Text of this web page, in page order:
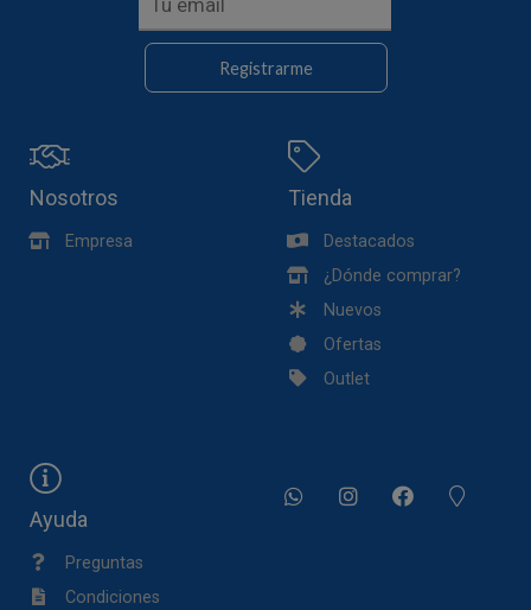
Registrarme
Nosotros
Empresa
Tienda
Destacados
¿Dónde comprar?
Nuevos
Ofertas
Outlet
Ayuda
Preguntas
Condiciones